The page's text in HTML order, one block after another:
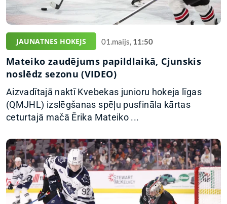
JAUNATNES HOKEJS 01.maijs, 11:50
Mateiko zaudējums papildlaikā, Cjunskis
noslēdz sezonu (VIDEO)
Aizvadītajā naktī Kvebekas junioru hokeja līgas
(QMJHL) izslēgšanas spēļu pusfināla kārtas
ceturtajā mačā Ērika Mateiko ...